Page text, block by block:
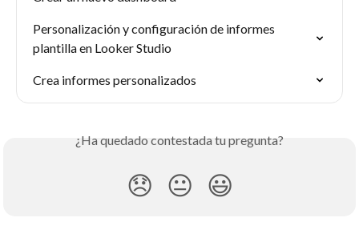
Personalización y configuración de informes
plantilla en Looker Studio
Crea informes personalizados
¿Ha quedado contestada tu pregunta?
😞 😐 😃